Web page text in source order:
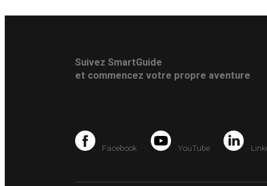
Suivez SmartGuide
et commencez votre propre aventure
Facebook YouTube